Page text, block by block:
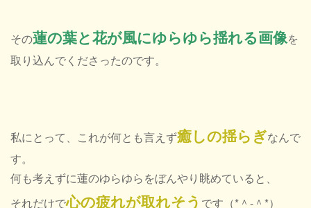
その蓮の葉と花が風にゆらゆら揺れる画像を
取り込んでくださったのです。
私にとって、これが何とも言えず癒しの揺らぎなんで
す。
何も考えずに蓮のゆらゆらをぼんやり眺めていると、
それだけで心の疲れが取れそう です（*＾-＾*）